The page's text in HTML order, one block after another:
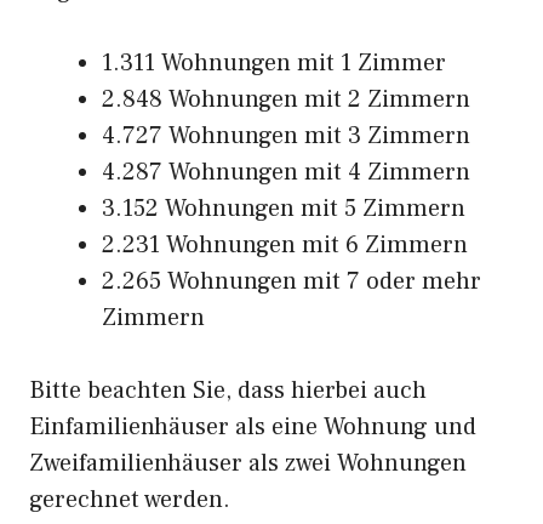
1.311 Wohnungen mit 1 Zimmer
2.848 Wohnungen mit 2 Zimmern
4.727 Wohnungen mit 3 Zimmern
4.287 Wohnungen mit 4 Zimmern
3.152 Wohnungen mit 5 Zimmern
2.231 Wohnungen mit 6 Zimmern
2.265 Wohnungen mit 7 oder mehr
Zimmern
Bitte beachten Sie, dass hierbei auch
Einfamilienhäuser als eine Wohnung und
Zweifamilienhäuser als zwei Wohnungen
gerechnet werden.